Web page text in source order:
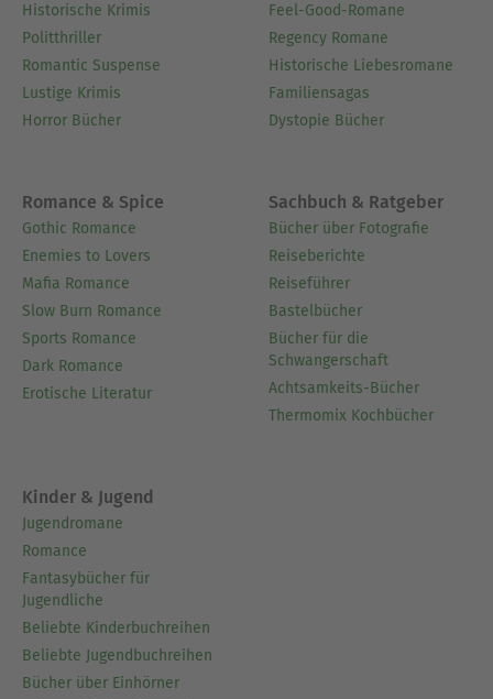
Historische Krimis
Politthriller
Romantic Suspense
Lustige Krimis
Horror Bücher
Feel-Good-Romane
Regency Romane
Historische Liebesromane
Familiensagas
Dystopie Bücher
Romance & Spice
Gothic Romance
Enemies to Lovers
Mafia Romance
Slow Burn Romance
Sports Romance
Dark Romance
Erotische Literatur
Sachbuch & Ratgeber
Bücher über Fotografie
Reiseberichte
Reiseführer
Bastelbücher
Bücher für die
Schwangerschaft
Achtsamkeits-Bücher
Thermomix Kochbücher
Kinder & Jugend
Jugendromane
Romance
Fantasybücher für
Jugendliche
Beliebte Kinderbuchreihen
Beliebte Jugendbuchreihen
Bücher über Einhörner